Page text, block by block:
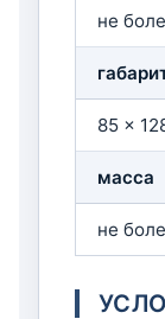
не
85 ×
масса
не